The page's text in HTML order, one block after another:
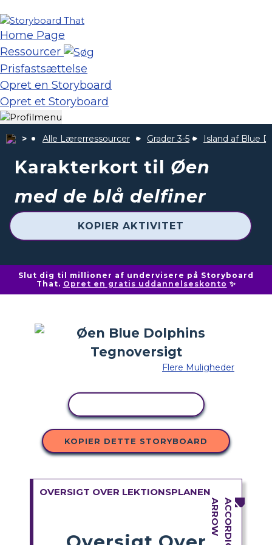
Home Page
Ressourcer
Prisfastsættelse
Opret en Storyboard
Opret et Storyboard
Alle Lærerressourcer Grader 3-5 Island af Blue
Karakterkort til Øen
med de blå delfiner
KOPIER AKTIVITET
Slut dig til millioner af undervisere på Storyboard
That. Opret en gratis uddannelseskonto ✨
Flere Muligheder
KOPIER DETTE STORYBOARD
OVERSIGT OVER LEKTIONSPLANEN